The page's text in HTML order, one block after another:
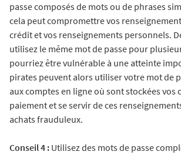
passe composés de mots ou de phrases
cela peut compromettre vos
crédit et vos renseignements personnels.
utilisez le même mot de passe pour
pourriez être vulnérable à une atteinte
pirates peuvent alors utiliser votre mot de
aux comptes en ligne où sont stockées vos
paiement et se servir de ces
achats frauduleux.
Conseil 4 : Utilisez des mots de passe